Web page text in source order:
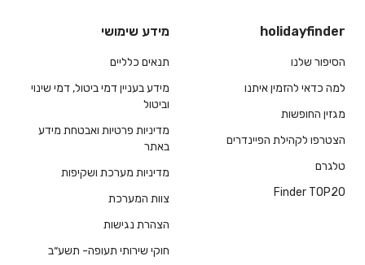
holidayfinder
הסיפור שלנו
למה כדאי להזמין איתנו
מגזין החופשות
הצטרפו לקהילת הפיינדרים
טלגרם
Finder TOP20
מידע שימושי
תנאים כלליים
מידע בעניין דמי ביטול, דמי שינוי
וביטול
מדיניות פרטיות ואבטחת מידע
באתר
מדיניות מערכת ושקיפות
צוות המערכת
הצהרת נגישות
חוקי שירותי תעופה- תשע״ב